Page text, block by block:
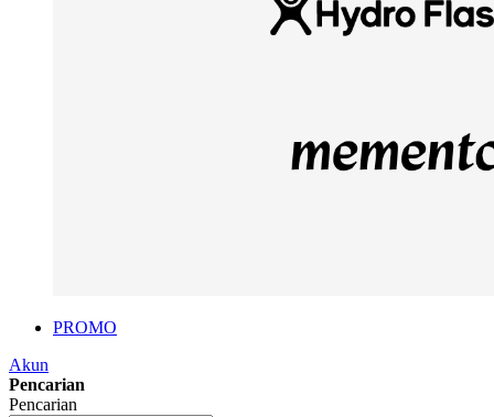
PROMO
Akun
Pencarian
Pencarian